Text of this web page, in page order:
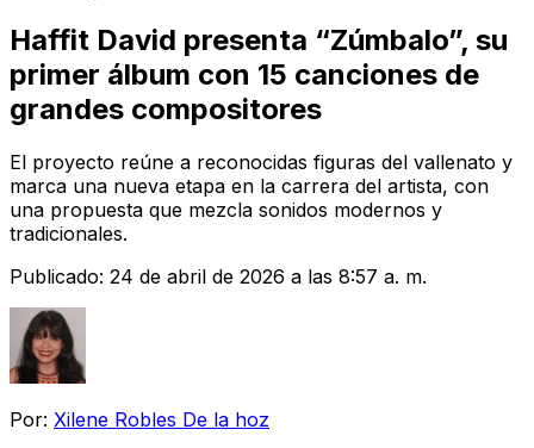
Haffit David presenta “Zúmbalo”, su
primer álbum con 15 canciones de
grandes compositores
El proyecto reúne a reconocidas figuras del vallenato y
marca una nueva etapa en la carrera del artista, con
una propuesta que mezcla sonidos modernos y
tradicionales.
Publicado: 24 de abril de 2026 a las 8:57 a. m.
Por: Xilene Robles De la hoz